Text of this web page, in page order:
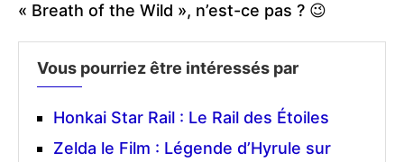
« Breath of the Wild », n’est-ce pas ? 😉
Vous pourriez être intéressés par
Honkai Star Rail : Le Rail des Étoiles
Zelda le Film : Légende d’Hyrule sur